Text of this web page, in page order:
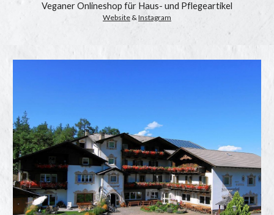
Veganer Onlineshop für Haus- und Pflegeartikel
Website & Instagram